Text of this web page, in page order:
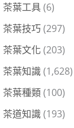
茶葉工具(6)
茶葉技巧(297)
茶葉文化 (203)
茶葉知識(1,628)
茶葉種類(100)
茶道知識(193)